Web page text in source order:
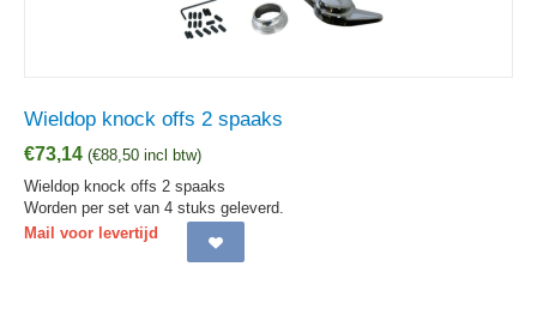
Wieldop knock offs 2 spaaks
€73,14 (€88,50 incl btw)
Wieldop knock offs 2 spaaks
Worden per set van 4 stuks geleverd.
Mail voor levertijd